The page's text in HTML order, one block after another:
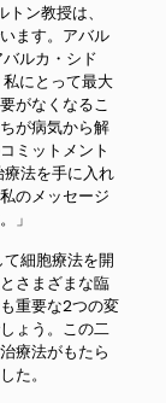
ン教授は、
ます。アバル
ルカ・シド
にとって最大
がなくなるこ
が病気から解
ミットメント
法を手に入れ
のメッセージ
」
細胞療法を開
さまざまな臨
重要な2つの変
ょう。この二
療法がもたら
た。